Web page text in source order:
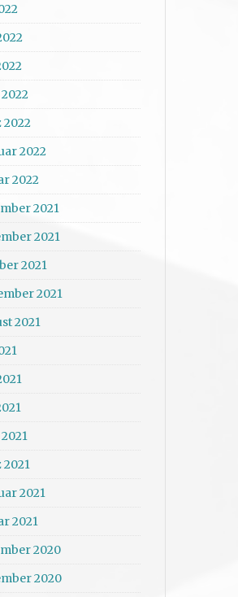
2022
2022
2022
2021
2021
2021
2021
2021
2021
2021
2020
2020